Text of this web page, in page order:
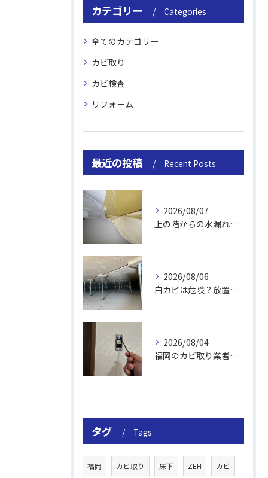
カテゴリー Categories
全てのカテゴリー
カビ取り
カビ検査
リフォーム
最近の投稿 Recent Posts
2026/08/07
上の階からの水漏れでカビ｜対処法と業者
2026/08/06
白カビは危険？放置のリスクと取り方
2026/08/04
福岡のカビ取り業者おすすめの選び方と費用
タグ Tags
福岡 カビ取り 床下 ZEH カビ